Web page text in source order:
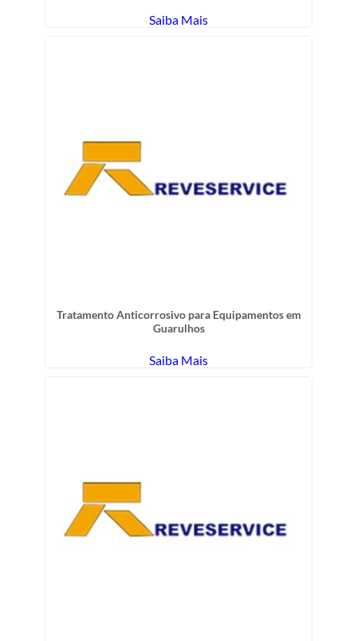
Saiba Mais
Tratamento Anticorrosivo para Equipamentos em
Guarulhos
Saiba Mais